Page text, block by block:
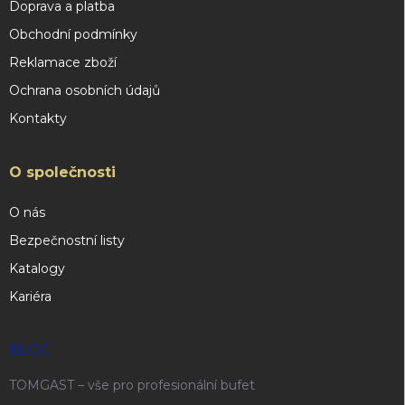
Doprava a platba
Obchodní podmínky
Reklamace zboží
Ochrana osobních údajů
Kontakty
O společnosti
O nás
Bezpečnostní listy
Katalogy
Kariéra
BLOG
TOMGAST – vše pro profesionální bufet